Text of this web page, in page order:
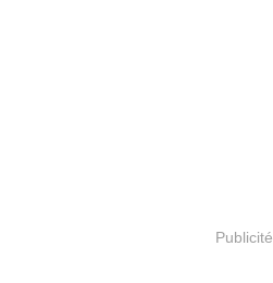
Publicité